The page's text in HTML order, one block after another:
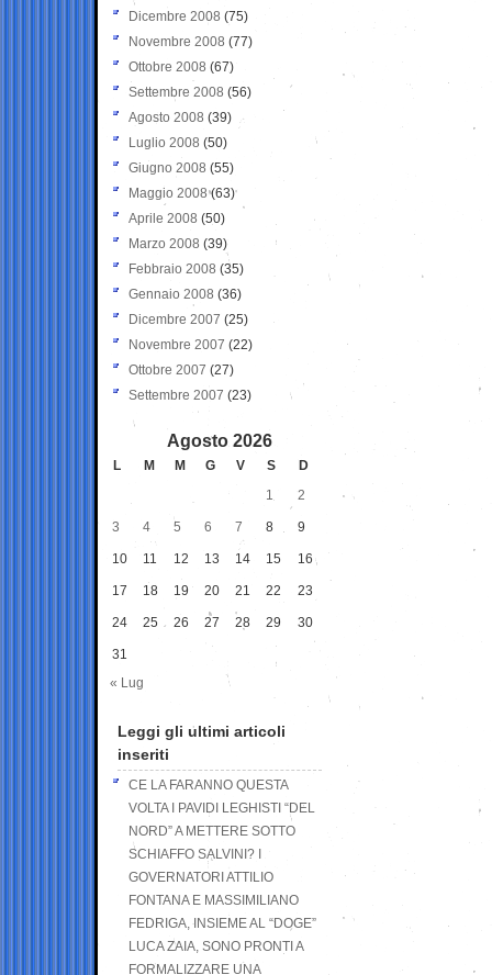
Dicembre 2008 (75)
Novembre 2008 (77)
Ottobre 2008 (67)
Settembre 2008 (56)
Agosto 2008 (39)
Luglio 2008 (50)
Giugno 2008 (55)
Maggio 2008(63)
Aprile 2008 (50)
Marzo 2008 (39)
Febbraio 2008 (35)
Gennaio 2008 (36)
Dicembre 2007 (25)
Novembre 2007 (22)
Ottobre 2007 (27)
Settembre 2007 (23)
Agosto 2026
L M M G V S
D
1
2
3 4 5 6 7 8 9
10 11 12 13 14 15 16
17 18 19 20 21 22 23
24 25 26 27 28 29 30
31
« Lug
Leggi gli ultimi articoli
inseriti
CE LA FARANNO QUESTA
VOLTA I PAVIDI LEGHISTI “DEL
NORD” A METTERE SOTTO
SCHIAFFO SALVINI? I
GOVERNATORI ATTILIO
FONTANA E MASSIMILIANO
FEDRIGA, INSIEME AL “DOGE”
LUCA ZAIA, SONO PRONTI A
FORMALIZZARE UNA